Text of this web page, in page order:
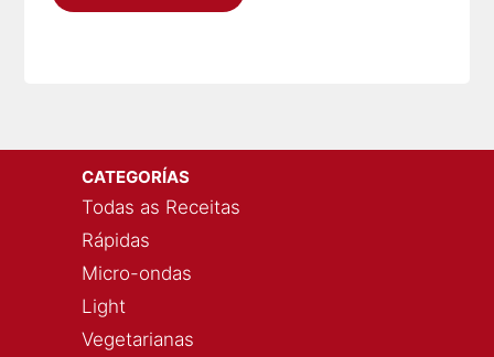
CATEGORÍAS
Todas as Receitas
Rápidas
Micro-ondas
Light
Vegetarianas